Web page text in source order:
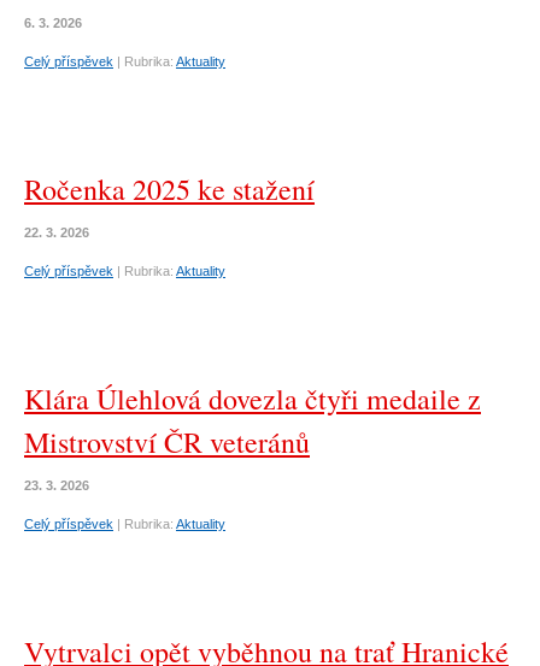
6. 3. 2026
Celý příspěvek | Rubrika: Aktuality
Ročenka 2025 ke stažení
22. 3. 2026
Celý příspěvek | Rubrika: Aktuality
Klára Úlehlová dovezla čtyři medaile z
Mistrovství ČR veteránů
23. 3. 2026
Celý příspěvek | Rubrika: Aktuality
Vytrvalci opět vyběhnou na trať Hranické